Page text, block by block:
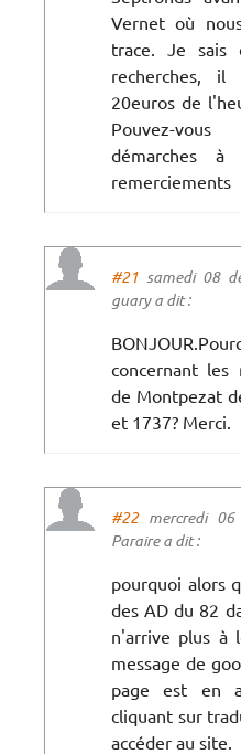
Vernet où
trace. Je sais
recherches,
20euros de
Pouvez-
démarches
remerciements
#21 samedi 08
guary a dit :
concernant les
de Montpezat
et 1737? Merci.
#22mercredi 06
Paraire a dit :
pourquoi alors
des AD du 82
n'arrive plus à
message de
page est en
cliquant sur
accéder au site.